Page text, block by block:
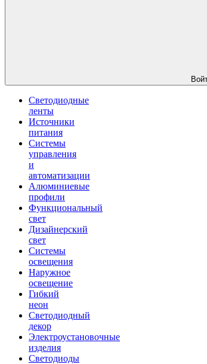
Светодиодные
ленты
Источники
питания
Системы
управления
и
автоматизации
Алюминиевые
профили
Функциональный
свет
Дизайнерский
свет
Системы
освещения
Наружное
освещение
Гибкий
неон
Светодиодный
декор
Электроустановочные
изделия
Светодиоды